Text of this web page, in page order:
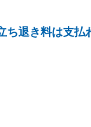
ち退き料は支払